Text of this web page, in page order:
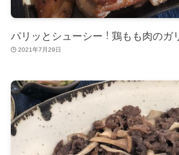
パリッとシューシー！鶏もも肉のガ
2021年7月29日